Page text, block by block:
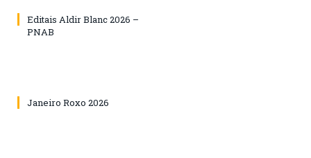
Editais Aldir Blanc 2026 –
PNAB
Janeiro Roxo 2026